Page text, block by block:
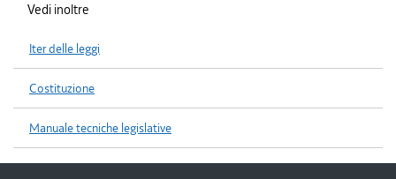
Vedi inoltre
Iter delle leggi
Costituzione
Manuale tecniche legislative